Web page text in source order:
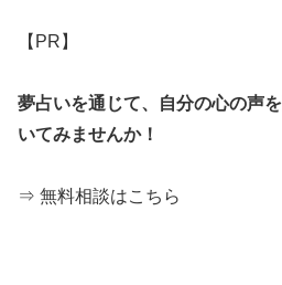
【PR】
夢占いを通じて、自分の心の声
いてみませんか！
⇒ 無料相談はこちら